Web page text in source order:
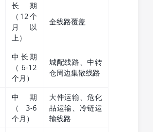
长期
（12个
月以
上）
全线路覆盖
中长期
（6-12
个月）
城配线路、中转
仓周边集散线路
中期
（3-6
个月）
大件运输、危化
品运输、冷链运
输线路